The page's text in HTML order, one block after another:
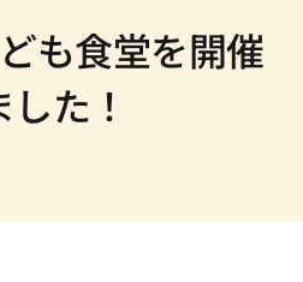
も食堂を開催
した！